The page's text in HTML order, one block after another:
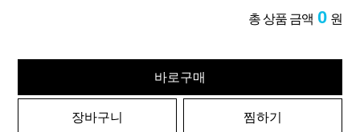
총 상품 금액 0 원
바로구매
장바구니 찜하기